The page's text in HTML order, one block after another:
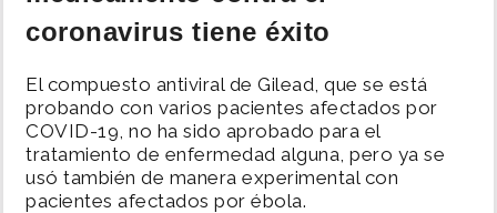
POLÍTICA
SHOW
coronavirus tiene éxito
El compuesto antiviral de Gilead, que se está
probando con varios pacientes afectados por
COVID-19, no ha sido aprobado para el
tratamiento de enfermedad alguna, pero ya se
usó también de manera experimental con
pacientes afectados por ébola.